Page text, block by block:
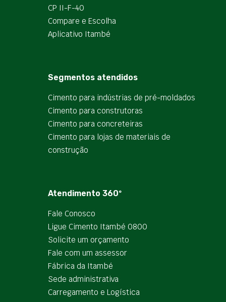
CP II-F-40
Compare e Escolha
Aplicativo Itambé
Segmentos atendidos
Cimento para indústrias de pré-moldados
Cimento para construtoras
Cimento para concreteiras
Cimento para lojas de materiais de
construção
Atendimento 360º
Fale Conosco
Ligue Cimento Itambé 0800
Solicite um orçamento
Fale com um assessor
Fábrica da Itambé
Sede administrativa
Carregamento e Logística